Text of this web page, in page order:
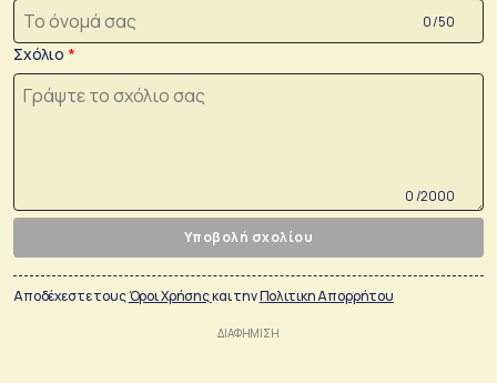
0 /50
Σχόλιο
0 /2000
Υποβολή σχολίου
Αποδέχεστε τουςΌροι Χρήσηςκαι τηνΠολιτικη Απορρήτου